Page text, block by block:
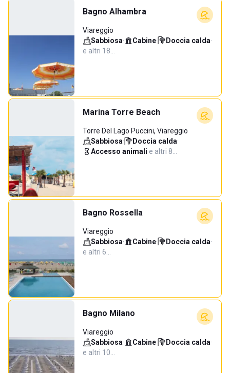
Bagno Alhambra
Viareggio
Sabbiosa· Cabine· Doccia calda·
e altri 18…
Marina Torre Beach
Torre Del Lago Puccini, Viareggio
Sabbiosa· Doccia calda·
Accesso animali·e altri 8…
Bagno Rossella
Viareggio
Sabbiosa· Cabine· Doccia calda·
e altri 6…
Bagno Milano
Viareggio
Sabbiosa· Cabine· Doccia calda·
e altri 10…